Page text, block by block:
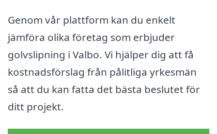
Genom vår plattform kan du enkelt
jämföra olika företag som erbjuder
golvslipning i Valbo. Vi hjälper dig att få
kostnadsförslag från pålitliga yrkesmän
så att du kan fatta det bästa beslutet för
ditt projekt.